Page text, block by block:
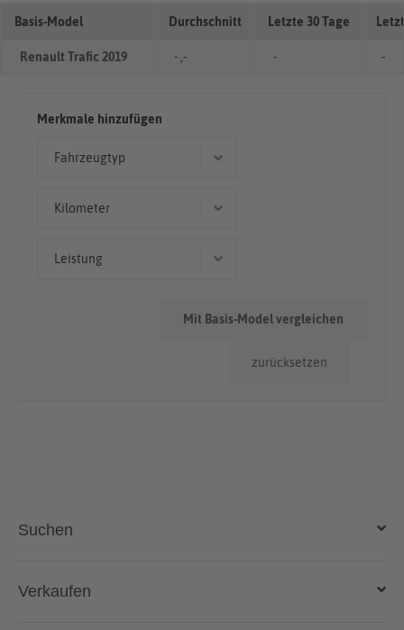
Basis-Model Durchschnitt Letzte 30 Tage
Renault Trafic 2019 - ,- - -
Merkmale hinzufügen
Fahrzeugtyp
Kilometer
Leistung
zurücksetzen
Mit Basis-Model vergleichen
Suchen
Auto kaufen
Verkaufen